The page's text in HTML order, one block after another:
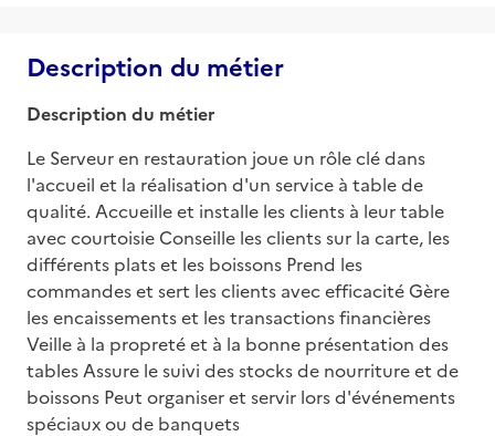
Description du métier
Description du métier
Le Serveur en restauration joue un rôle clé dans
l'accueil et la réalisation d'un service à table de
qualité. Accueille et installe les clients à leur table
avec courtoisie Conseille les clients sur la carte, les
différents plats et les boissons Prend les
commandes et sert les clients avec efficacité Gère
les encaissements et les transactions financières
Veille à la propreté et à la bonne présentation des
tables Assure le suivi des stocks de nourriture et de
boissons Peut organiser et servir lors d'événements
spéciaux ou de banquets